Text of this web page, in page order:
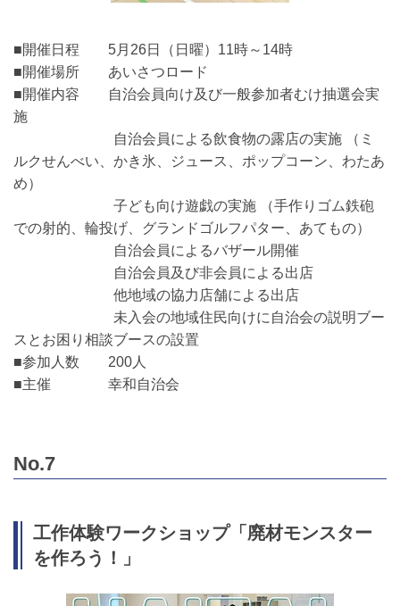
■開催日程 5月26日（日曜）11時～14時
■開催場所 あいさつロード
■開催内容 自治会員向け及び一般参加者むけ抽選会実
施
自治会員による飲食物の露店の実施 （ミ
ルクせんべい、かき氷、ジュース、ポップコーン、わたあ
め）
子ども向け遊戯の実施 （手作りゴム鉄砲
での射的、輪投げ、グランドゴルフパター、あてもの）
自治会員によるバザール開催
自治会員及び非会員による出店
他地域の協力店舗による出店
未入会の地域住民向けに自治会の説明ブー
スとお困り相談ブースの設置
■参加人数 200人
■主催 幸和自治会
No.7
工作体験ワークショップ「廃材モンスター
を作ろう！」